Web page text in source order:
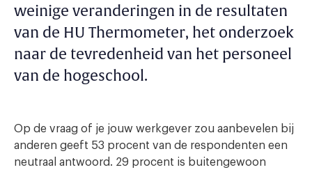
weinige veranderingen in de resultaten
van de HU Thermometer, het onderzoek
naar de tevredenheid van het personeel
van de hogeschool.
Op de vraag of je jouw werkgever zou aanbevelen bij
anderen geeft 53 procent van de respondenten een
neutraal antwoord. 29 procent is buitengewoon